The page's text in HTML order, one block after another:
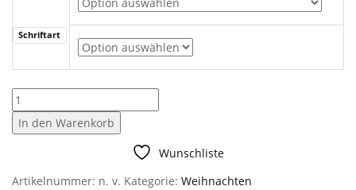
Schriftart
Adventkalender
Winterlandschaft
Menge
In den Warenkorb
Wunschliste
Artikelnummer: n. v. Kategorie: Weihnachten